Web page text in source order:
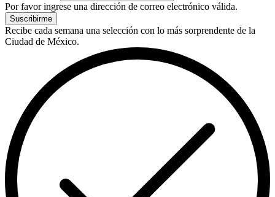
Por favor ingrese una dirección de correo electrónico válida.
Suscribirme
Recibe cada semana una selección con lo más sorprendente de la
Ciudad de México.